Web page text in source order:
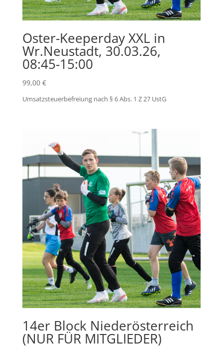
Oster-Keeperday XXL in
Wr.Neustadt, 30.03.26,
08:45-15:00
99,00 €
Umsatzsteuerbefreiung nach § 6 Abs. 1 Z 27 UstG
14er Block Niederösterreich
(NUR FÜR MITGLIEDER)